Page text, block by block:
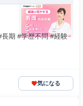
長期 #学歴不問 #経験
気になる